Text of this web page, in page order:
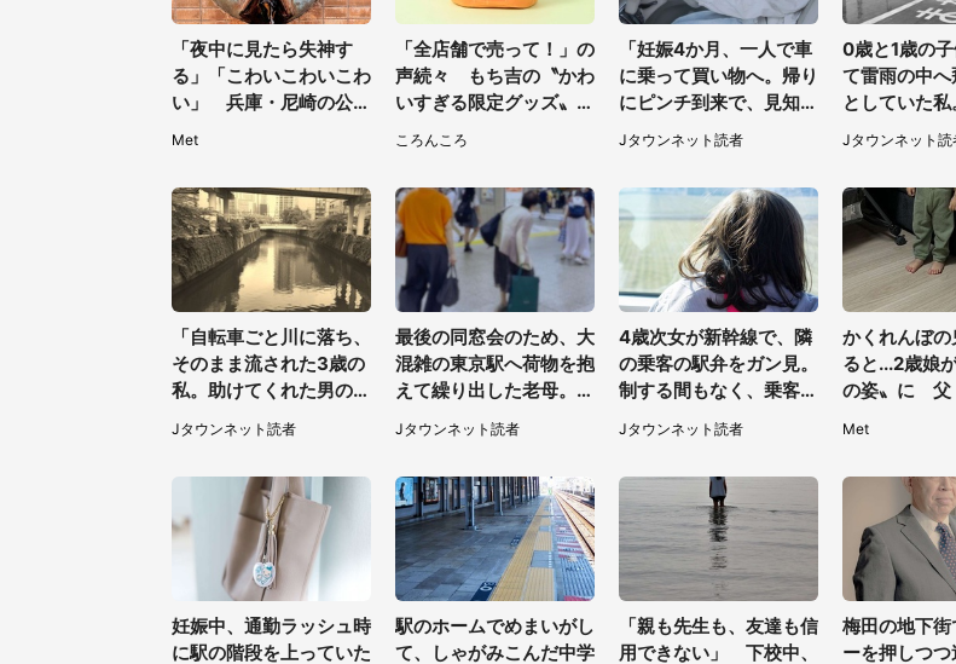
「夜中に見たら失神す
る」「こわいこわいこわ
い」 兵庫・尼崎の公園
Met
「全店舗で売って！」の
声続々 もち吉の〝かわ
いすぎる限定グッズ〟に
だけ？本社に聞く
ころんころ
「妊娠4か月、一人で車
に乗って買い物へ。帰り
にピンチ到来で、見知ら
ぬ2人の男性が私の車
を...」（30代女性）
Jタウンネット読者
0歳と1歳の
て雷雨の中へ
としていた私
然、後ろから
県・30代女性
Jタウンネット読
「自転車ごと川に落ち、
そのまま流された3歳の
私。助けてくれた男の子
が私の母に言ったの
は...」（千葉県・20代
Jタウンネット読者
最後の同窓会のため、大
混雑の東京駅へ荷物を抱
えて繰り出した老母。ゆ
っくり階段を降りてたら
スーツの男性が（東京
Jタウンネット読者
4歳次女が新幹線で、隣
の乗客の駅弁をガン見。
制する間もなく、乗客が
ご飯を一口食べると（茨
城県・50代女性）
Jタウンネット読者
かくれんぼ
ると...2歳娘
の姿〟に 父
Met
妊娠中、通勤ラッシュ時
に駅の階段を上っていた
駅のホームでめまいがし
て、しゃがみこんだ中学
「親も先生も、友達も信
用できない」 下校中、
梅田の地下
ーを押しつつ